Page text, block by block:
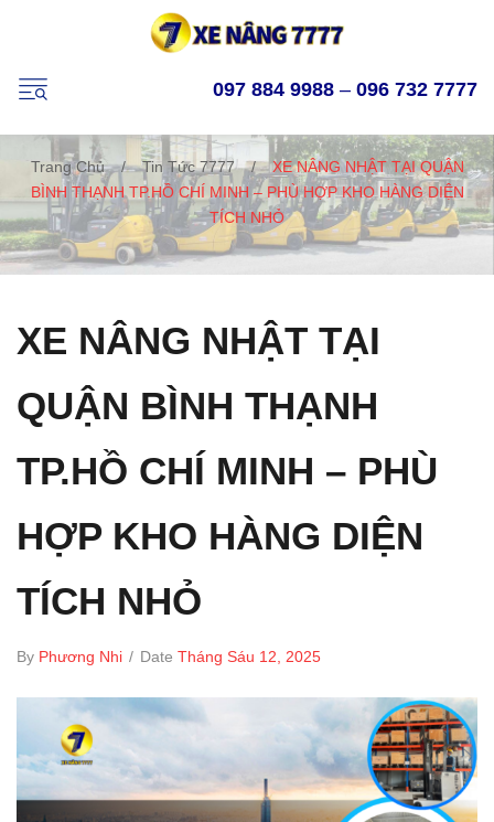
097 884 9988 – 096 732 7777
Trang Chủ / Tin Tức 7777 /
XE NÂNG NHẬT TẠI QUẬN
BÌNH THẠNH TP.HỒ CHÍ MINH – PHÙ HỢP KHO HÀNG DIỆN
TÍCH NHỎ
XE NÂNG NHẬT TẠI
QUẬN BÌNH THẠNH
TP.HỒ CHÍ MINH – PHÙ
HỢP KHO HÀNG DIỆN
TÍCH NHỎ
By Phương Nhi / Date Tháng Sáu 12, 2025